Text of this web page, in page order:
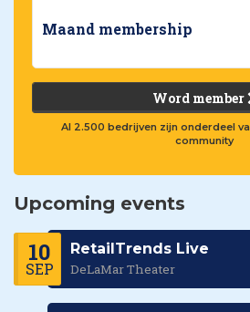
Maand membership
Word member
Al 2.500 bedrijven zijn onderdeel
community
Upcoming events
10
SEP
RetailTrends Live
DeLaMar Theater